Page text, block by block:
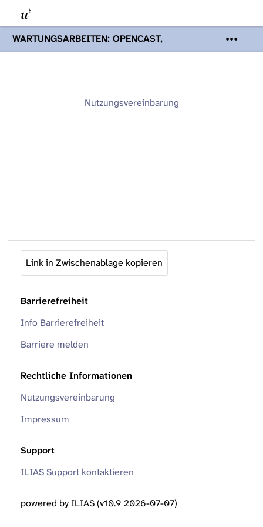
WARTUNGSARBEITEN: OPENCAST,
PODCASTS & TOBIRA
Mi 19. August
Opencast-Videos und Tobira nicht zur
Nutzungsvereinbarung
Link in Zwischenablage kopieren
Barrierefreiheit
Info Barrierefreiheit
Barriere melden
Rechtliche Informationen
Nutzungsvereinbarung
Impressum
Support
ILIAS Support kontaktieren
powered by ILIAS (v10.9 2026-07-07)